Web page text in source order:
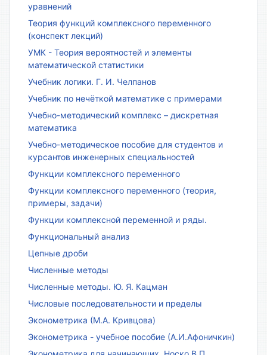
уравнений
Теория функций комплексного переменного
(конспект лекций)
УМК - Теория вероятностей и элементы
математической статистики
Учебник логики. Г. И. Челпанов
Учебник по нечёткой математике с примерами
Учебно-методический комплекс – дискретная
математика
Учебно-методическое пособие для студентов и
курсантов инженерных специальностей
Функции комплексного переменного
Функции комплексного переменного (теория,
примеры, задачи)
Функции комплексной переменной и ряды.
Функциональный анализ
Цепные дроби
Численные методы
Численные методы. Ю. Я. Кацман
Числовые последовательности и пределы
Эконометрика (М.А. Кривцова)
Эконометрика - учебное пособие (А.И.Афоничкин)